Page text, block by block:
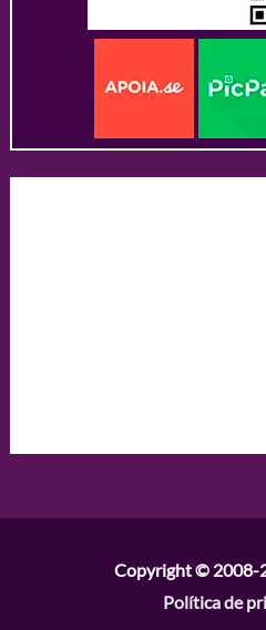
Copyright © 2008-
Política de